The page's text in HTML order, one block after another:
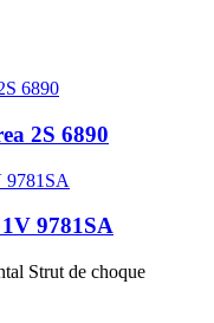
2S 6890
9781SA